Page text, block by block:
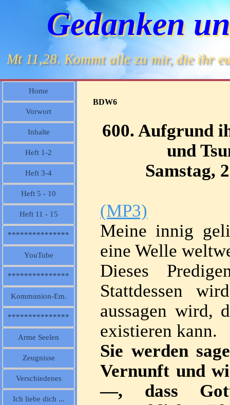
Gedanken
Mt 11,28. Kommt alle zu mir, die ihr
Home
Vorwort
Inhalte
Heft 1-2
Heft 3-4
Heft 5 - 10
Heft 11 - 15
***************
YouTube
***************
Kommunion-Em.
***************
Arme Seelen
Zeugnisse
Verschiedenes
Ich liebe dich ...
BDW6
600. Aufgrund
und
Samstag,
(MP3)
Meine innig
eine Welle
Dieses
Stattdessen
aussagen wird,
existieren kann.
Sie werden
Vernunft und
—, dass